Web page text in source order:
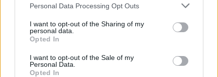
Personal Data Processing Opt Outs
I want to opt-out of the Sharing of my
personal data.
Opted In
I want to opt-out of the Sale of my
Personal Data.
Opted In
finale con i derby a Cagliari, Sassari e
5 Ago 2026
Ogliastra